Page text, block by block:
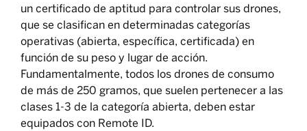
un certificado de aptitud para controlar sus drones,
que se clasifican en determinadas categorías
operativas (abierta, específica, certificada) en
función de su peso y lugar de acción.
Fundamentalmente, todos los drones de consumo
de más de 250 gramos, que suelen pertenecer a las
clases 1-3 de la categoría abierta, deben estar
equipados con Remote ID.